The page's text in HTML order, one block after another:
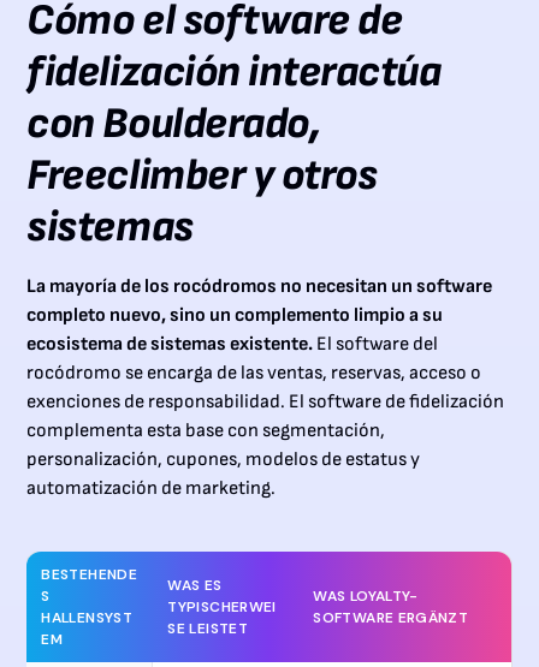
Cómo el software de
fidelización interactúa
con Boulderado,
Freeclimber y otros
sistemas
La mayoría de los rocódromos no necesitan un software
completo nuevo, sino un complemento limpio a su
ecosistema de sistemas existente. El software del
rocódromo se encarga de las ventas, reservas, acceso o
exenciones de responsabilidad. El software de fidelización
complementa esta base con segmentación,
personalización, cupones, modelos de estatus y
automatización de marketing.
BESTEHENDE
S
HALLENSYST
EM
WAS ES
TYPISCHERWEI
SE LEISTET
WAS LOYALTY-
SOFTWARE ERGÄNZT